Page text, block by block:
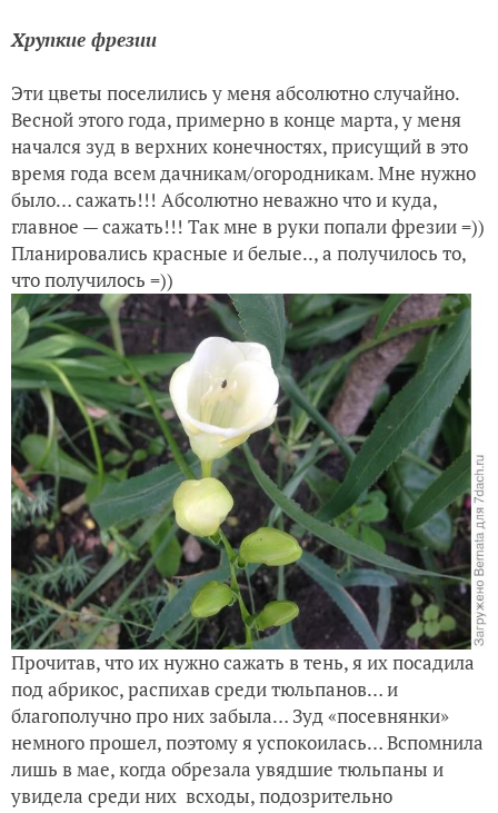
Хрупкие фрезии
Эти цветы поселились у меня абсолютно случайно.
Весной этого года, примерно в конце марта, у меня
начался зуд в верхних конечностях, присущий в это
время года всем дачникам/огородникам. Мне нужно
было… сажать!!! Абсолютно неважно что и куда,
главное — сажать!!! Так мне в руки попали фрезии =))
Планировались красные и белые.., а получилось то,
что получилось =))
Прочитав, что их нужно сажать в тень, я их посадила
под абрикос, распихав среди тюльпанов… и
благополучно про них забыла… Зуд «посевнянки»
немного прошел, поэтому я успокоилась… Вспомнила
лишь в мае, когда обрезала увядшие тюльпаны и
увидела среди них всходы, подозрительно